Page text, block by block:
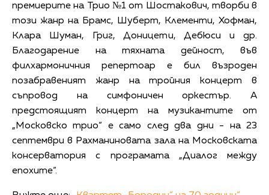
премиерите на Трио №1 от Шостакович, творби в
този жанр на Брамс, Шуберт, Клементи, Хофман,
Клара Шуман, Григ, Доницети, Дебюси и др.
Благодарение на тяхната дейност, във
филхармоничния репертоар е бил възроден
позабравеният жанр на тройния концерт в
съпровод на симфоничен оркестър. А
предстоящият концерт на музикантите от
„Московско трио“ е само след два дни - на 23
септември в Рахманиновата зала на Московската
консерватория с програмата „Диалог между
епохите“.